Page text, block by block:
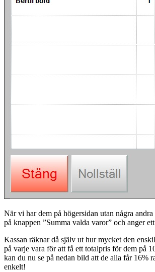
När vi har dem på högersidan utan några
på knappen ”Summa valda varor” och anger
Kassan räknar då själv ut hur mycket den
på varje vara för att få ett totalpris för dem på
kan du nu se på nedan bild att de alla får 16%
enkelt!